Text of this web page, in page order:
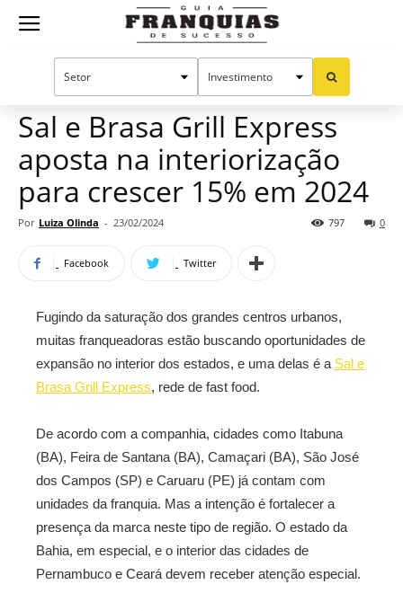
Guia
Mercado de franquias
Sal e Brasa Grill Express
aposta na interiorização
para crescer 15% em 2024
Por Luiza Olinda - 23/02/2024 0
797
Facebook Twitter
Fugindo da saturação dos grandes centros urbanos,
muitas franqueadoras estão buscando oportunidades de
expansão no interior dos estados, e uma delas é a Sal e
Brasa Grill Express, rede de fast food.
De acordo com a companhia, cidades como Itabuna
(BA), Feira de Santana (BA), Camaçari (BA), São José
dos Campos (SP) e Caruaru (PE) já contam com
unidades da franquia. Mas a intenção é fortalecer a
presença da marca neste tipo de região. O estado da
Bahia, em especial, e o interior das cidades de
Pernambuco e Ceará devem receber atenção especial.